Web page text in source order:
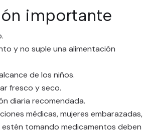
importante
y no suple una alimentación
de los niños.
fresco y seco.
diaria recomendada.
médicas, mujeres embarazadas,
tomando medicamentos deben